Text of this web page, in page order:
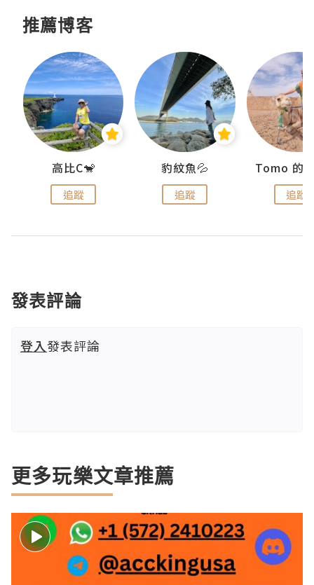
推薦博客
高比C🐒
追蹤
豹紋魚💦
追蹤 追蹤
發表評論
登入發表評論
更多玩樂文章推薦